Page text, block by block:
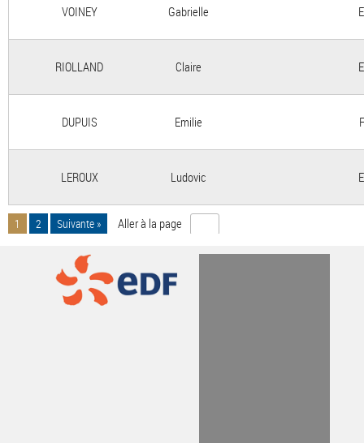
VOINEY Gabrielle
RIOLLAND Claire
DUPUIS Emilie
LEROUX Ludovic
1 2 Suivante » Aller à la page